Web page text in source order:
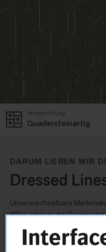
Quadersteinartig
Verlegerichtung
DARUM LIEBEN WIR
Dressed
Unverwechselbare
60er-Jahre in die
klassischer Modernismus –
weniger mehr ist. Die